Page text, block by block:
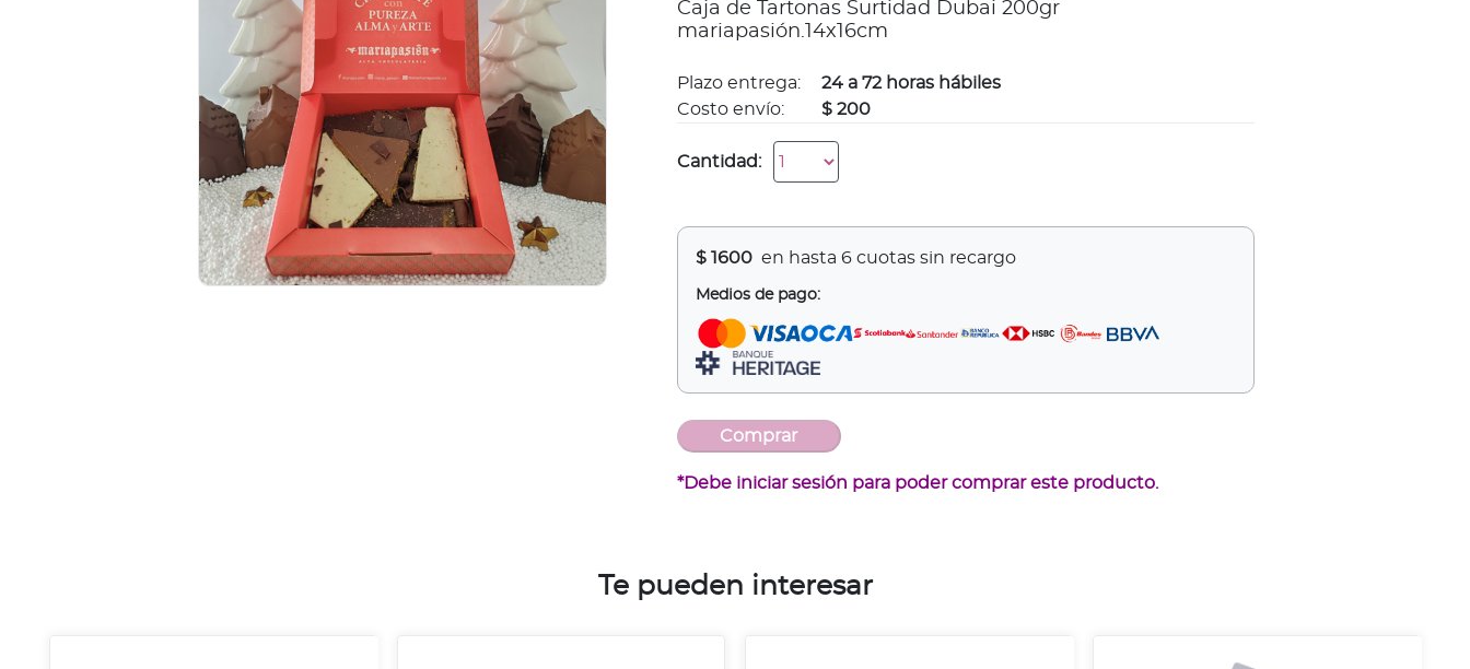
Caja de Tartonas Surtidad Dubai 200gr
mariapasión.14x16cm
Plazo entrega:
24 a 72 horas hábiles
Costo envío:
$ 200
Cantidad:
$ 1600 en hasta 6 cuotas sin recargo
Medios de pago:
*Debe iniciar sesión para poder comprar este producto.
Te pueden interesar